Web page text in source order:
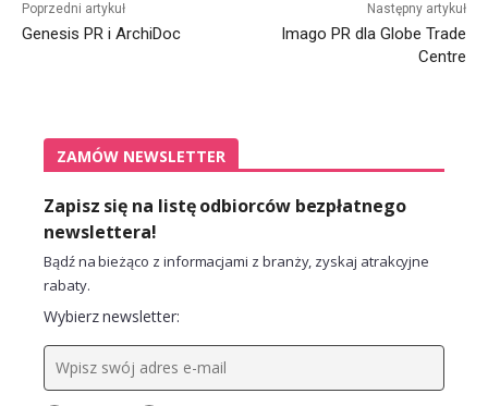
Poprzedni artykuł
Genesis PR i ArchiDoc
Następny artykuł
Imago PR dla Globe Trade
Centre
ZAMÓW NEWSLETTER
Zapisz się na listę odbiorców bezpłatnego
newslettera!
Bądź na bieżąco z informacjami z branży, zyskaj atrakcyjne
rabaty.
Wybierz newsletter: